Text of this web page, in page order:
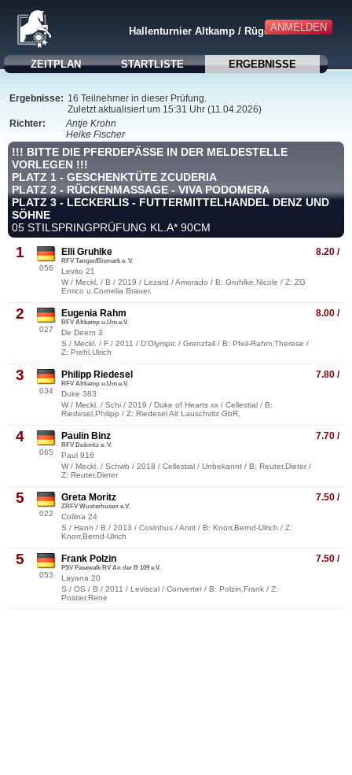
ANMELDEN
Hallenturnier Altkamp / Rügen
ZEITPLAN STARTLISTE ERGEBNISSE
Ergebnisse: 16 Teilnehmer in dieser Prüfung.
Zuletzt aktualisiert um 15:31 Uhr (11.04.2026)
Richter:
Antje Krohn
Heike Fischer
!!! BITTE DIE PFERDEPÄSSE IN DER MELDESTELLE
VORLEGEN !!!
PLATZ 1 - GESCHENKTÜTE ZCUDERIA
PLATZ 2 - RÜCKENMASSAGE - VIVA PODOMERA
PLATZ 3 - LECKERLIS - FUTTERMITTELHANDEL DENZ UND
SÖHNE
05 STILSPRINGPRÜFUNG KL.A* 90CM
1
056
8.20 /
Elli Gruhlke
RFV Tanger/Bismark e. V.
Levito 21
W / Meckl. / B / 2019 / Lezard / Amorado / B: Gruhlke,Nicole / Z: ZG
Enrico u.Cornelia Brauer,
2
027
8.00 /
Eugenia Rahm
RFV Altkamp u.Um.e.V.
De Deern 3
S / Meckl. / F / 2011 / D'Olympic / Grenzfall / B: Pfeil-Rahm,Therese /
Z: Prehl,Ulrich
3
034
7.80 /
Philipp Riedesel
RFV Altkamp u.Um.e.V.
Duke 383
W / Meckl. / Schi / 2019 / Duke of Hearts xx / Cellestial / B:
Riedesel,Philipp / Z: Riedesel Alt Lauschvitz GbR,
4
065
7.70 /
Paulin Binz
RFV Dubnitz e. V.
Paul 916
W / Meckl. / Schwb / 2018 / Cellestial / Unbekannt / B: Reuter,Dieter /
Z: Reuter,Dieter
5
022
7.50 /
Greta Moritz
ZRFV Wusterhusen e.V.
Collina 24
S / Hann / B / 2013 / Cosinhus / Anrit / B: Knorr,Bernd-Ulrich / Z:
Knorr,Bernd-Ulrich
5
053
7.50 /
Frank Polzin
PSV Pasewalk RV An der B 109 e.V.
Layana 20
S / OS / B / 2011 / Leviscal / Converter / B: Polzin,Frank / Z:
Postier,Rene